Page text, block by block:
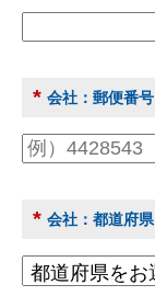
* 会社：郵便番号
* 会社：都道府県